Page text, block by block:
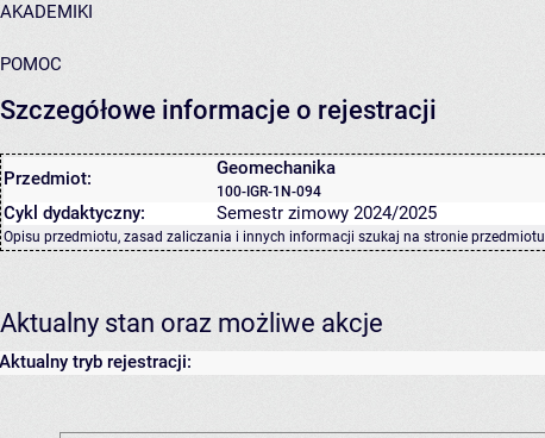
AKADEMIKI
POMOC
Szczegółowe informacje o rejestracji
Przedmiot: Geomechanika
100-IGR-1N-094
Cykl dydaktyczny: Semestr zimowy 2024/2025
Opisu przedmiotu, zasad zaliczania i innych informacji szukaj na stronie przedmiotu
Aktualny stan oraz możliwe akcje
Aktualny tryb rejestracji: